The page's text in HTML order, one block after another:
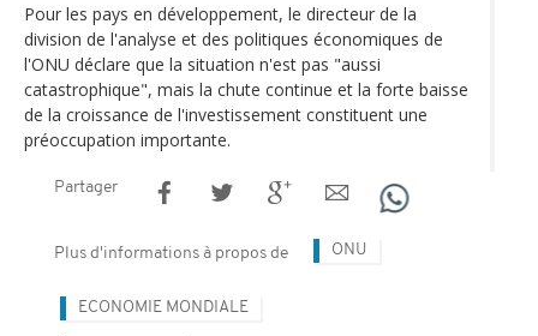
Pour les pays en développement, le directeur de la
division de l'analyse et des politiques économiques de
l'ONU déclare que la situation n'est pas "aussi
catastrophique", mais la chute continue et la forte baisse
de la croissance de l'investissement constituent une
préoccupation importante.
Partager
Plus d'informations à propos de ONU
ECONOMIE MONDIALE